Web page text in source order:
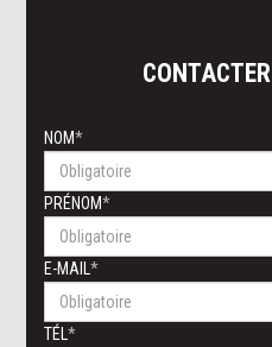
CONTACTER
NOM
PRÉNOM
E-MAIL
TÉL